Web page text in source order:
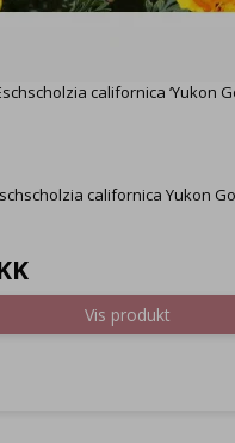
californica ‘Yukon
californica Yukon
Vis produkt